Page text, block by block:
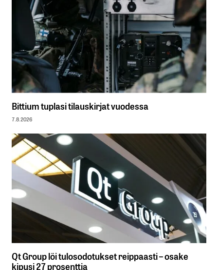
Bittium tuplasi tilauskirjat vuodessa
7.8.2026
Qt Group löi tulosodotukset reippaasti – osake
kipusi 27 prosenttia